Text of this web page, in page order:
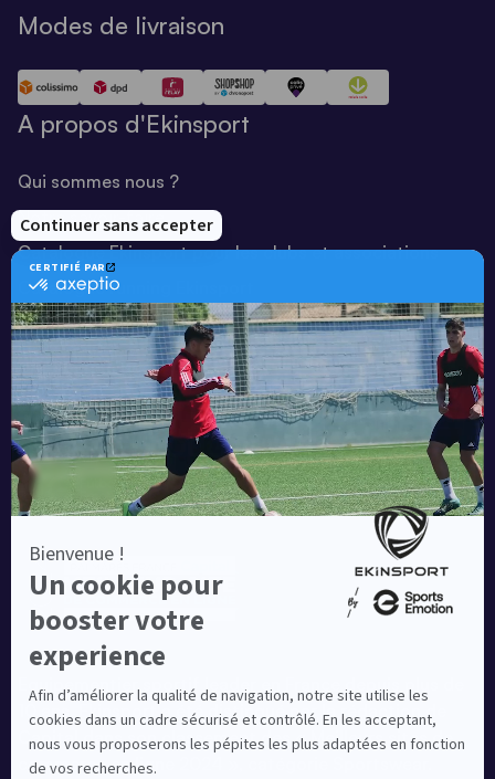
Modes de livraison
A propos d'Ekinsport
Qui sommes nous ?
Notre savoir-faire
Catalogue Ekinsport pour les clubs et associations
Catalogue running Ekinsport
Blog
Une société de :
Equipementier sportif leader en France depuis plus de
10 ans, Ekinsport a été distingué par la rédaction de
Capital dans son classement des « Meilleurs sites de
commerce en ligne 2024 », catégorie Sportswear.